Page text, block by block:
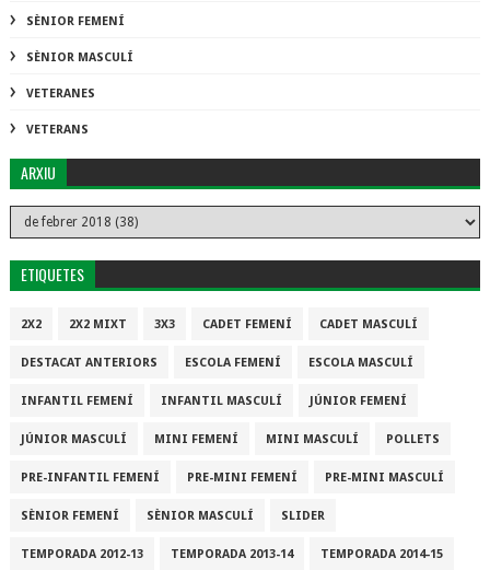
SÈNIOR FEMENÍ
SÈNIOR MASCULÍ
VETERANES
VETERANS
ARXIU
ETIQUETES
2X2 2X2 MIXT 3X3 CADET FEMENÍ CADET MASCULÍ
DESTACAT ANTERIORS ESCOLA FEMENÍ ESCOLA MASCULÍ
INFANTIL FEMENÍ INFANTIL MASCULÍ JÚNIOR FEMENÍ
JÚNIOR MASCULÍ MINI FEMENÍ MINI MASCULÍ POLLETS
PRE-INFANTIL FEMENÍ PRE-MINI FEMENÍ PRE-MINI MASCULÍ
SÈNIOR FEMENÍ SÈNIOR MASCULÍ SLIDER
TEMPORADA 2012-13 TEMPORADA 2013-14 TEMPORADA 2014-15